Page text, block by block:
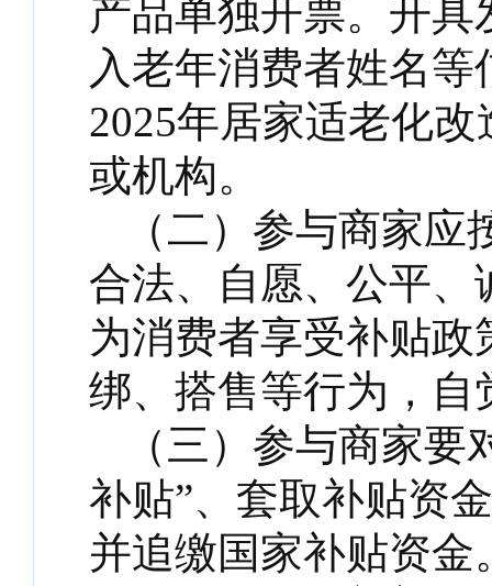
产品单独开票。开
入老年消费者姓名
2025年居家适老化
或机构。
（二）参与商家
合法、自愿、公平
为消费者享受补贴
绑、搭售等行为，
（三）参与商家
补贴”、套取补贴资
并追缴国家补贴资